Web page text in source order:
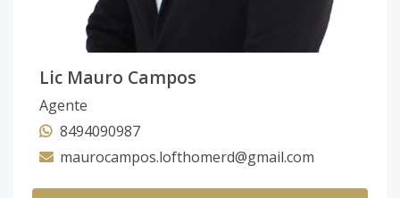
Lic Mauro Campos
Agente
8494090987
maurocampos.lofthomerd@gmail.com